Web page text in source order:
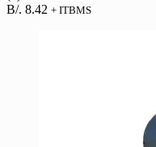
B/. 8.42 + ITBMS